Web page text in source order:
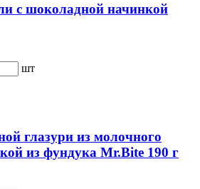
с шоколадной начинкой
шт
глазури из молочного
из фундука Mr.Bite 190 г